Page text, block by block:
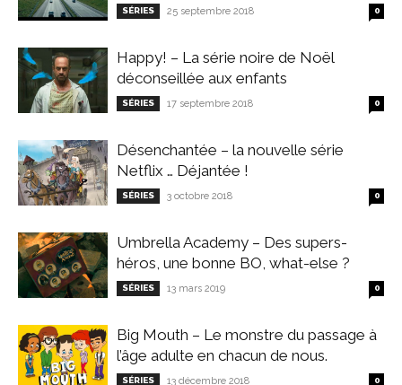
SÉRIES 25 septembre 2018 0
Happy! – La série noire de Noël
déconseillée aux enfants
SÉRIES 17 septembre 2018 0
Désenchantée – la nouvelle série
Netflix … Déjantée !
SÉRIES 3 octobre 2018 0
Umbrella Academy – Des supers-
héros, une bonne BO, what-else ?
SÉRIES 13 mars 2019 0
Big Mouth – Le monstre du passage à
l’âge adulte en chacun de nous.
SÉRIES 13 décembre 2018 0